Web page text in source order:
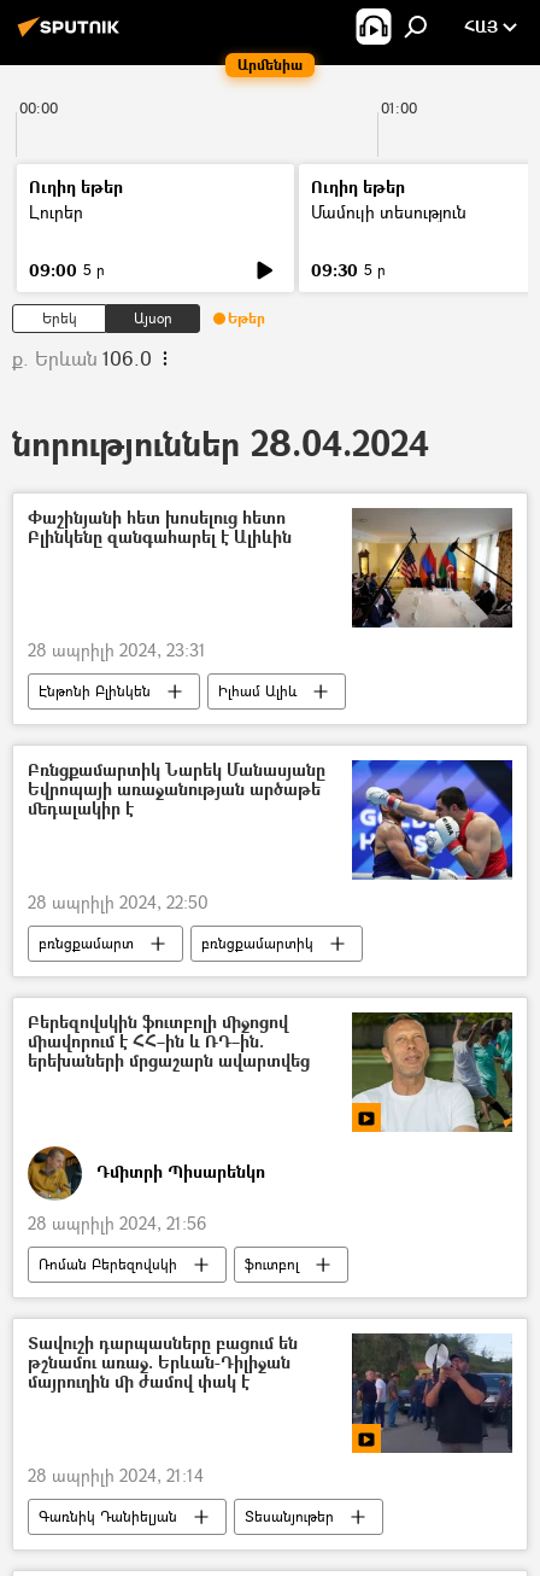
Արմենիա
ՀԱՅ
00:00 01:00
Ուղիղ եթեր
Լուրեր
09:00 5 ր
Ուղիղ եթեր
Մամուլի տեսություն
09:30 5 ր
Երեկ Այսօր Եթեր
ք. Երևան 106.0
նորություններ 28.04.2024
Փաշինյանի հետ խոսելուց հետո
Բլինկենը զանգահարել է Ալիևին
28 ապրիլի 2024, 23:31
Էնթոնի Բլինկեն
Իլհամ Ալիև
Ադրբեջան
ԱՄՆ
Հայաստան
Սահման
Դելիմիտացիա
Բռնցքամարտիկ Նարեկ Մանասյանը
Եվրոպայի առաջանության արծաթե
մեդալակիր է
28 ապրիլի 2024, 22:50
բռնցքամարտ
բռնցքամարտիկ
Եվրոպայի բռնցքամարտի առաջնություն
մեդալ
Նարեկ Մանասյան
Բերեզովսկին ֆուտբոլի միջոցով
միավորում է ՀՀ–ին և ՌԴ–ին.
երեխաների մրցաշարն ավարտվեց
Դմիտրի Պիսարենկո
28 ապրիլի 2024, 21:56
Ռոման Բերեզովսկի
ֆուտբոլ
դարպասապահ
երեխա
սահմանամերձ գյուղեր
ֆուտբոլիստ
մրցաշար
Տավուշի դարպասները բացում են
թշնամու առաջ. Երևան-Դիլիջան
մայրուղին մի ժամով փակ է
28 ապրիլի 2024, 21:14
Գառնիկ Դանիելյան
Տեսանյութեր
Տավուշ
Սահման
Դելիմիտացիա